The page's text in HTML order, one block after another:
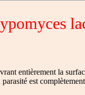
entièrement la
est